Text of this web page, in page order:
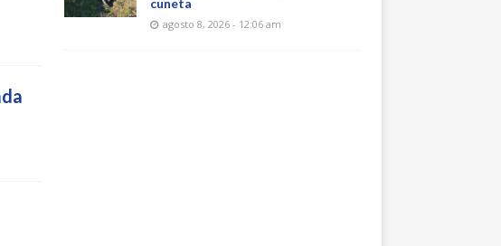
cuneta
agosto 8, 2026 - 12:06 am